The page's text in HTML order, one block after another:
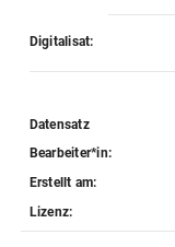
Digitalisat:
Datensatz
Bearbeiter*in:
Erstellt am:
Lizenz: